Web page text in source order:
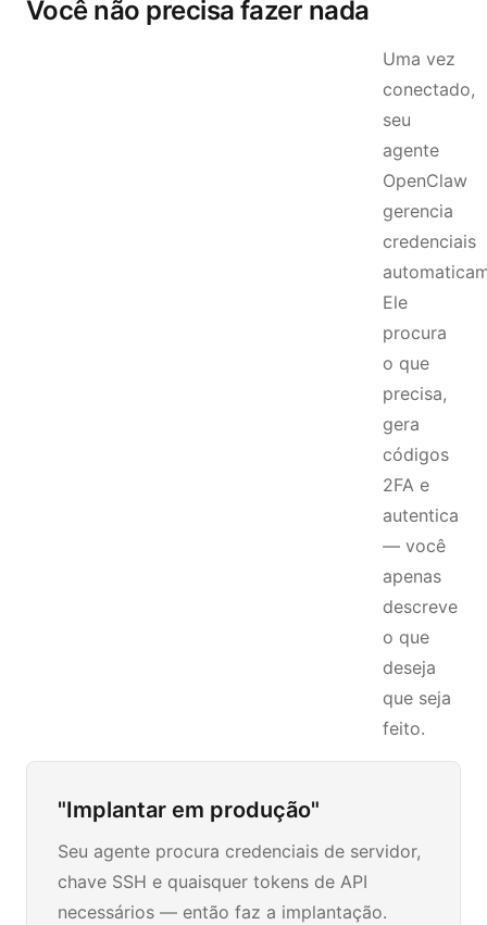
Você não precisa fazer nada
Uma vez
conectado,
seu
agente
OpenClaw
gerencia
credenciais
Ele
procura
o que
precisa,
gera
códigos
2FA e
autentica
— você
apenas
descreve
o que
deseja
que seja
feito.
"Implantar em produção"
Seu agente procura credenciais de servidor,
chave SSH e quaisquer tokens de API
necessários — então faz a implantação.